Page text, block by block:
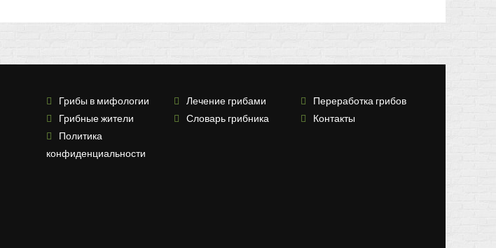
Грибы в мифологии
Грибные жители
Политика
конфиденциальности
Лечение грибами
Словарь грибника
Переработка грибов
Контакты